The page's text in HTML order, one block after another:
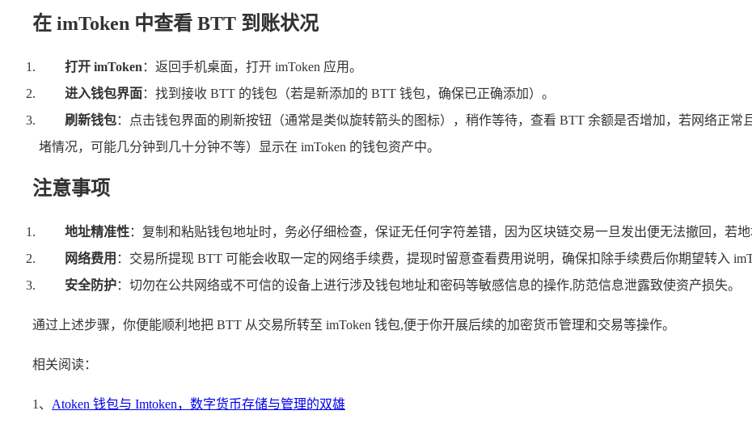
在 imToken 中查看 BTT 到账状况
打开 imToken ：返回手机桌面，打开 imToken 应用。
进入钱包界面：找到接收 BTT 的钱包（若是新添加的 BTT 钱包，确保已正确添加）。
刷新钱包：点击钱包界面的刷新按钮（通常是类似旋转箭头的图标），稍作等待，查看 BTT 余额是否增加，若网络正
堵情况，可能几分钟到几十分钟不等）显示在 imToken 的钱包资产中。
注意事项
地址精准性：复制和粘贴钱包地址时，务必仔细检查，保证无任何字符差错，因为区块链交易一旦发出便无法撤回，若地
网络费用 ：交易所提现 BTT 可能会收取一定的网络手续费，提现时留意查看费用说明，确保扣除手续费后你期望转入
安全防护：切勿在公共网络或不可信的设备上进行涉及钱包地址和密码等敏感信息的操作,防范信息泄露致使资产损失。
通过上述步骤，你便能顺利地把 BTT 从交易所转至 imToken 钱包,便于你开展后续的加密货币管理和交易等操作。
相关阅读：
1、 Atoken 钱包与 Imtoken，数字货币存储与管理的双雄